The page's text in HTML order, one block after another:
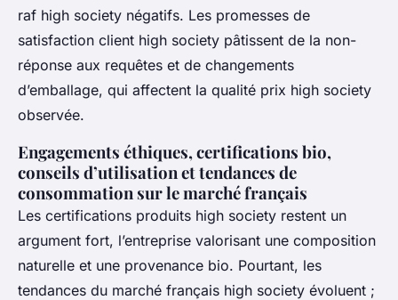
raf high society négatifs. Les promesses de
satisfaction client high society pâtissent de la non-
réponse aux requêtes et de changements
d’emballage, qui affectent la qualité prix high society
observée.
Engagements éthiques, certifications bio,
conseils d’utilisation et tendances de
consommation sur le marché français
Les certifications produits high society restent un
argument fort, l’entreprise valorisant une composition
naturelle et une provenance bio. Pourtant, les
tendances du marché français high society évoluent ;